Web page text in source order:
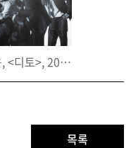
2017.
<디토>, 2023.
목록